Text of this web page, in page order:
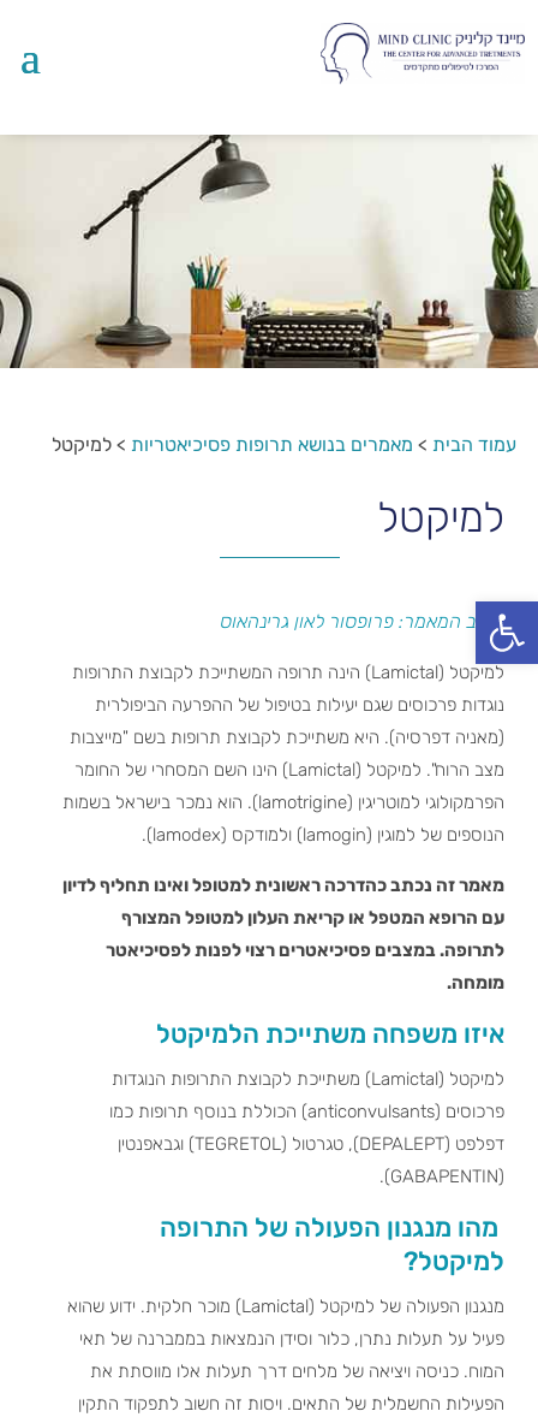
פתח סרגל נגישות
עמוד הבית > מאמרים בנושא תרופות פסיכיאטריות > למיקטל
למיקטל
כותב המאמר: פרופסור לאון גרינהאוס
למיקטל (Lamictal) הינה תרופה המשתייכת לקבוצת התרופות
נוגדות פרכוסים שגם יעילות בטיפול של ההפרעה הביפולרית
(מאניה דפרסיה). היא משתייכת לקבוצת תרופות בשם "מייצבות
מצב הרוח". למיקטל (Lamictal) הינו השם המסחרי של החומר
הפרמקולוגי למוטריגין (lamotrigine). הוא נמכר בישראל בשמות
הנוספים של למוגין (lamogin) ולמודקס (lamodex).
מאמר זה נכתב כהדרכה ראשונית למטופל ואינו תחליף לדיון
עם הרופא המטפל או קריאת העלון למטופל המצורף
לתרופה. במצבים פסיכיאטרים רצוי לפנות לפסיכיאטר
מומחה.
איזו משפחה משתייכת הלמיקטל
למיקטל (Lamictal) משתייכת לקבוצת התרופות הנוגדות
פרכוסים (anticonvulsants) הכוללת בנוסף תרופות כמו
דפלפט (DEPALEPT), טגרטול (TEGRETOL) וגבאפנטין
(GABAPENTIN).
מהו מנגנון הפעולה של התרופה
למיקטל?
מנגנון הפעולה של למיקטל (Lamictal) מוכר חלקית. ידוע שהוא
פעיל על תעלות נתרן, כלור וסידן הנמצאות בממברנה של תאי
המוח. כניסה ויציאה של מלחים דרך תעלות אלו מווסתת את
הפעילות החשמלית של התאים. ויסות זה חשוב לתפקוד התקין